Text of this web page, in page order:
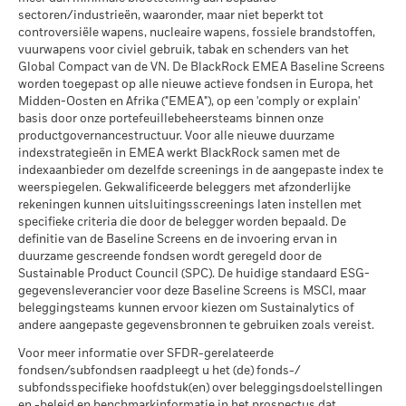
(%) SGD
benchmark 1
(%) USD
17,1 7,5 -2,1 14,3
Het rendement is weergegeven na aftrek van de lopende
kosten. Instap-/uitstapvergoedingen worden niet in
aanmerking genomen bij de berekening.
De getoonde cijfers hebben betrekking op de prestaties in het
verleden.In het verleden behaalde resultaten vormen geen
betrouwbare indicator voor toekomstige resultaten. Markten
kunnen zich in de toekomst heel anders ontwikkelen. Het kan
u helpen om te beoordelen hoe het fonds in het verleden
werd beheerd
De prestaties worden weergegeven op basis van de netto-
inventariswaarde (NIW), waarbij de bruto-inkomsten, indien
van toepassing, worden herbelegd. Het rendement van uw
belegging kan stijgen of dalen als gevolg van
valutaschommelingen als uw belegging wordt gedaan in een
andere valuta dan die gebruikt in de berekening van de
wederinkoopprijs van kapitalisatie- en distributieaandelen
die meer dan 10% van hun activa beleggen in om het even
welk type van schuldvorderingen, bedraagt 30%.
Publicatie van de netto-inventariswaarde:
www.blackrock.com/be, De Tijd,www.fundinfo.com . Gelieve
voor klachten over dit fonds contact op te nemen met
BlackRock op het nummer 02 402 49 00, of een e-mail te
sturen naar belux@blackrock.com.Voor uw veiligheid worden
telefoongesprekken doorgaans opgenomen.U kunt ook
contact opnemen met de Consumer Mediation Service. Meer
informatie vindt u ophttp://www.ombudsfin.be.
extreme marktomstandigheden.
MSCI – Oliezand
per 30/jun/2026
Betrokkenheid van
bedrijfsleven Dekking
per 30/jun/2026
Percentage niet-gedekt
Fonds
per 30/jun/2026
58,81%
De blootstellingen van BlackRock inzake betrokkenheid van
het bedrijfsleven, zoals hierboven weergegeven voor
Ketelkool en Oliezand, worden berekend en gerapporteerd
voor bedrijven die meer dan 5% van hun inkomsten
genereren uit ketelkool of oliezand zoals bepaald door MSCI
inkomsten genereren uit ketelkool of oliezand (met een
inkomstendrempel van 0%), zoals bepaald door MSCI ESG
Research, geldt het volgende: voor ketelkool 0,00% en voor
sectoren/industrieën, waaronder, maar niet beperkt tot
controversiële wapens, nucleaire wapens, fossiele brandstoffen,
vuurwapens voor civiel gebruik, tabak en schenders van het
Global Compact van de VN. De BlackRock EMEA Baseline Screens
worden toegepast op alle nieuwe actieve fondsen in Europa, het
Midden-Oosten en Afrika ("EMEA"), op een 'comply or explain'
basis door onze portefeuillebeheersteams binnen onze
productgovernancestructuur. Voor alle nieuwe duurzame
indexstrategieën in EMEA werkt BlackRock samen met de
indexaanbieder om dezelfde screenings in de aangepaste index te
weerspiegelen. Gekwalificeerde beleggers met afzonderlijke
rekeningen kunnen uitsluitingsscreenings laten instellen met
specifieke criteria die door de belegger worden bepaald. De
definitie van de Baseline Screens en de invoering ervan in
duurzame gescreende fondsen wordt geregeld door de
Sustainable Product Council (SPC). De huidige standaard ESG-
gegevensleverancier voor deze Baseline Screens is MSCI, maar
beleggingsteams kunnen ervoor kiezen om Sustainalytics of
andere aangepaste gegevensbronnen te gebruiken zoals vereist.
Voor meer informatie over SFDR-gerelateerde
fondsen/subfondsen raadpleegt u het (de) fonds-/
subfondsspecifieke hoofdstuk(en) over beleggingsdoelstellingen